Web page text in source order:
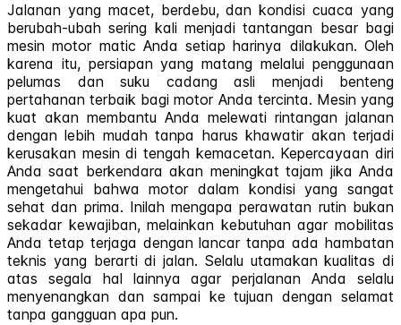
Jalanan yang macet, berdebu, dan kondisi cuaca yang
berubah-ubah sering kali menjadi tantangan besar bagi
mesin motor matic Anda setiap harinya dilakukan. Oleh
karena itu, persiapan yang matang melalui penggunaan
pelumas dan suku cadang asli menjadi benteng
pertahanan terbaik bagi motor Anda tercinta. Mesin yang
kuat akan membantu Anda melewati rintangan jalanan
dengan lebih mudah tanpa harus khawatir akan terjadi
kerusakan mesin di tengah kemacetan. Kepercayaan diri
Anda saat berkendara akan meningkat tajam jika Anda
mengetahui bahwa motor dalam kondisi yang sangat
sehat dan prima. Inilah mengapa perawatan rutin bukan
sekadar kewajiban, melainkan kebutuhan agar mobilitas
Anda tetap terjaga dengan lancar tanpa ada hambatan
teknis yang berarti di jalan. Selalu utamakan kualitas di
atas segala hal lainnya agar perjalanan Anda selalu
menyenangkan dan sampai ke tujuan dengan selamat
tanpa gangguan apa pun.